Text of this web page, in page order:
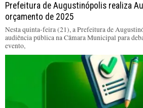
Prefeitura de Augustinópolis realiza
orçamento de 2025
Nesta quinta-feira (21), a Prefeitura de
audiência pública na Câmara Municipal para
evento,